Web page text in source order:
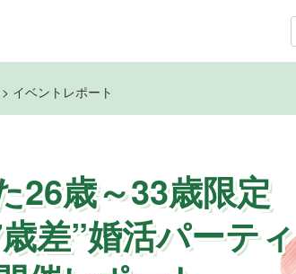
> イベントレポート
26歳～33歳限定
差”婚活パーティ